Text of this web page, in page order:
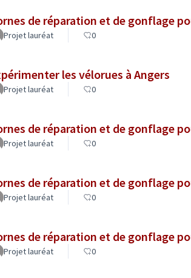
de réparation et de gonflage
Projet lauréat 0
les vélorues à Angers
Projet lauréat 0
de réparation et de gonflage
Projet lauréat 0
de réparation et de gonflage
Projet lauréat 0
de réparation et de gonflage
Projet lauréat 0